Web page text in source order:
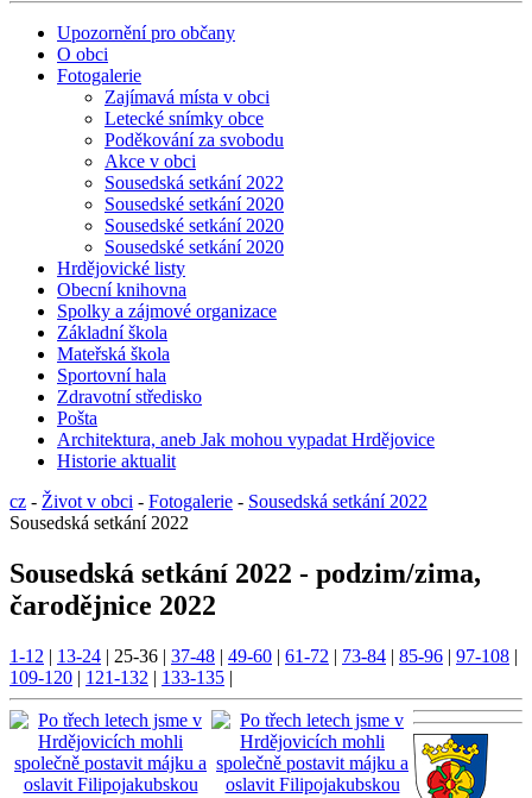
Upozornění pro občany
O obci
Fotogalerie
Zajímavá místa v obci
Letecké snímky obce
Poděkování za svobodu
Akce v obci
Sousedská setkání 2022
Sousedské setkání 2020
Sousedské setkání 2020
Sousedské setkání 2020
Hrdějovické listy
Obecní knihovna
Spolky a zájmové organizace
Základní škola
Mateřská škola
Sportovní hala
Zdravotní středisko
Pošta
Architektura, aneb Jak mohou vypadat Hrdějovice
Historie aktualit
cz - Život v obci - Fotogalerie - Sousedská setkání 2022
Sousedská setkání 2022
Sousedská setkání 2022 - podzim/zima,
čarodějnice 2022
1-12 | 13-24 | 25-36 | 37-48 | 49-60 | 61-72 | 73-84 | 85-96 | 97-108 |
109-120 | 121-132 | 133-135 |